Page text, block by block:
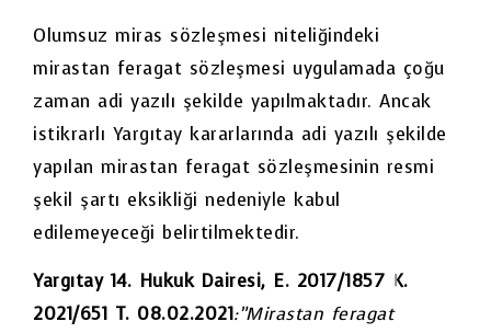
Olumsuz miras sözleşmesi niteliğindeki
mirastan feragat sözleşmesi uygulamada çoğu
zaman adi yazılı şekilde yapılmaktadır. Ancak
istikrarlı Yargıtay kararlarında adi yazılı şekilde
yapılan mirastan feragat sözleşmesinin resmi
şekil şartı eksikliği nedeniyle kabul
edilemeyeceği belirtilmektedir.
Yargıtay 14. Hukuk Dairesi, E. 2017/1857 K.
2021/651 T. 08.02.2021:”Mirastan feragat